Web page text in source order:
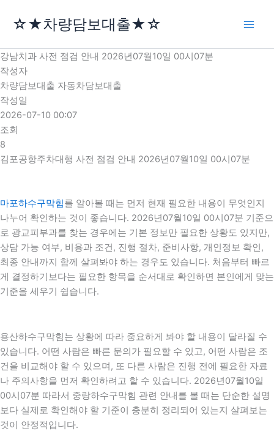
로
건
너
뛰
기
☆★차량담보대출★☆
강남치과 사전 점검 안내 2026년07월10일 00시07분
작성자
차량담보대출 자동차담보대출
작성일
2026-07-10 00:07
조회
8
김포공항주차대행 사전 점검 안내 2026년07월10일 00시07분
마포하수구막힘를 알아볼 때는 먼저 현재 필요한 내용이 무엇인지
나누어 확인하는 것이 좋습니다. 2026년07월10일 00시07분 기준으
로 광교피부과를 찾는 경우에는 기본 정보만 필요한 상황도 있지만,
상담 가능 여부, 비용과 조건, 진행 절차, 준비사항, 개인정보 확인,
최종 안내까지 함께 살펴봐야 하는 경우도 있습니다. 처음부터 빠르
게 결정하기보다는 필요한 항목을 순서대로 확인하면 본인에게 맞는
기준을 세우기 쉽습니다.
용산하수구막힘는 상황에 따라 중요하게 봐야 할 내용이 달라질 수
있습니다. 어떤 사람은 빠른 문의가 필요할 수 있고, 어떤 사람은 조
건을 비교해야 할 수 있으며, 또 다른 사람은 진행 전에 필요한 자료
나 주의사항을 먼저 확인하려고 할 수 있습니다. 2026년07월10일
00시07분 따라서 중랑하수구막힘 관련 안내를 볼 때는 단순한 설명
보다 실제로 확인해야 할 기준이 충분히 정리되어 있는지 살펴보는
것이 안정적입니다.